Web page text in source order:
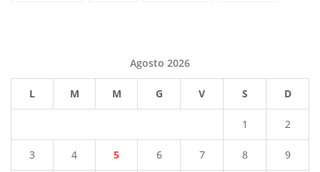
Agosto 2026
L M M G V S D
1 2
3 4 5 6 7 8 9